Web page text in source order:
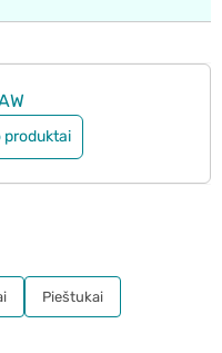
produktai
Pieštukai